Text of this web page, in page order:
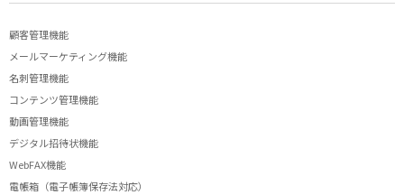
顧客管理機能
メールマーケティング機能
名刺管理機能
コンテンツ管理機能
動画管理機能
デジタル招待状機能
WebFAX機能
電帳箱（電子帳簿保存法対応）